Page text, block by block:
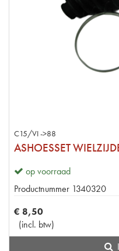
C15/VI ->88
ASHOESSET
op voorraad
Productnummer 1340320
€ 8,50
(incl. btw)